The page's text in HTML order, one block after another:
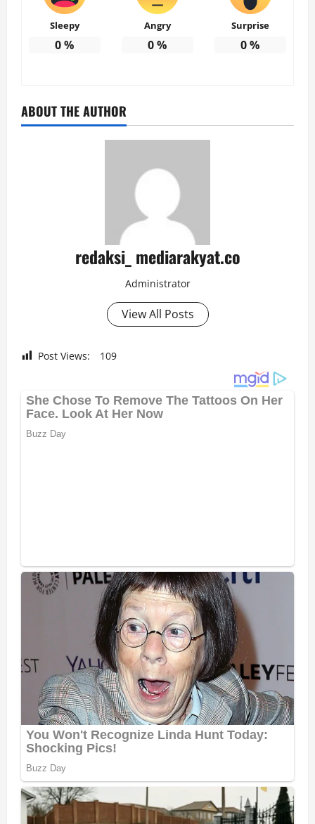
Sleepy
0%
Angry
0%
Surprise
0%
ABOUT THE AUTHOR
redaksi_ mediarakyat.co
Administrator
View All Posts
Post Views: 109